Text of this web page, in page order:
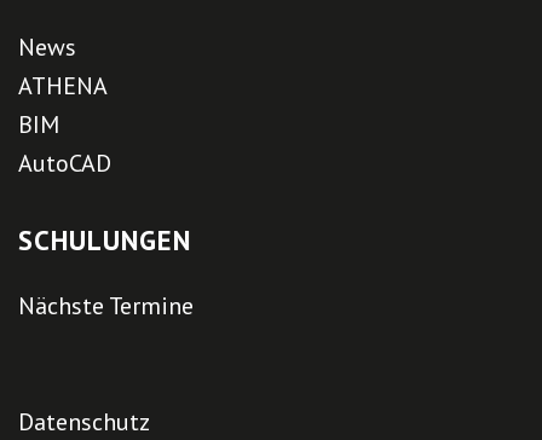
News
ATHENA
BIM
AutoCAD
SCHULUNGEN
Nächste Termine
Datenschutz